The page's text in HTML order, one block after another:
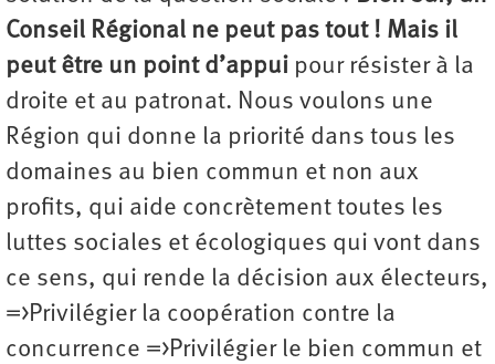
Conseil Régional ne peut pas tout ! Mais il
peut être un point d’appui pour résister à la
droite et au patronat. Nous voulons une
Région qui donne la priorité dans tous les
domaines au bien commun et non aux
profits, qui aide concrètement toutes les
luttes sociales et écologiques qui vont dans
ce sens, qui rende la décision aux électeurs,
=>Privilégier la coopération contre la
concurrence =>Privilégier le bien commun et